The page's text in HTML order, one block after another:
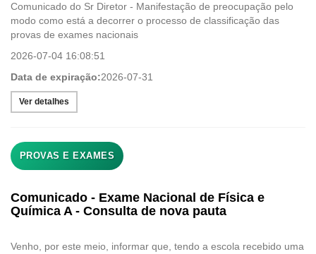
Comunicado do Sr Diretor - Manifestação de preocupação pelo
modo como está a decorrer o processo de classificação das
provas de exames nacionais
2026-07-04 16:08:51
Data de expiração:2026-07-31
Ver detalhes
PROVAS E EXAMES
Comunicado - Exame Nacional de Física e
Química A - Consulta de nova pauta
Venho, por este meio, informar que, tendo a escola recebido uma